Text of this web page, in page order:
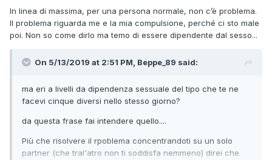
In linea di massima, per una persona normale, non c’è problema.
Il problema riguarda me e la mia compulsione, perché ci sto male
poi. Non so come dirlo ma temo di essere dipendente dal sesso...
On 5/13/2019 at 2:51 PM, Beppe_89 said:
ma eri a livelli da dipendenza sessuale del tipo che te ne
facevi cinque diversi nello stesso giorno?
da questa frase fai intendere quello....
Più che risolvere il rpoblema concentrandoti su un solo
partner (che tral'atro non ti soddisfa nemmeno) direi che